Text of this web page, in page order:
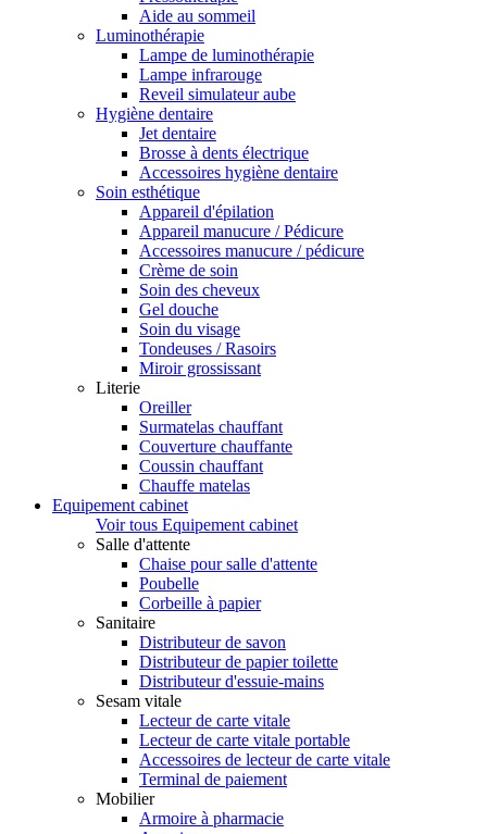
Aide au sommeil
Luminothérapie
Lampe de luminothérapie
Lampe infrarouge
Reveil simulateur aube
Hygiène dentaire
Jet dentaire
Brosse à dents électrique
Accessoires hygiène dentaire
Soin esthétique
Appareil d'épilation
Appareil manucure / Pédicure
Accessoires manucure / pédicure
Crème de soin
Soin des cheveux
Gel douche
Soin du visage
Tondeuses / Rasoirs
Miroir grossissant
Literie
Oreiller
Surmatelas chauffant
Couverture chauffante
Coussin chauffant
Chauffe matelas
Equipement cabinet
Voir tous Equipement cabinet
Salle d'attente
Chaise pour salle d'attente
Poubelle
Corbeille à papier
Sanitaire
Distributeur de savon
Distributeur de papier toilette
Distributeur d'essuie-mains
Sesam vitale
Lecteur de carte vitale
Lecteur de carte vitale portable
Accessoires de lecteur de carte vitale
Terminal de paiement
Mobilier
Armoire à pharmacie